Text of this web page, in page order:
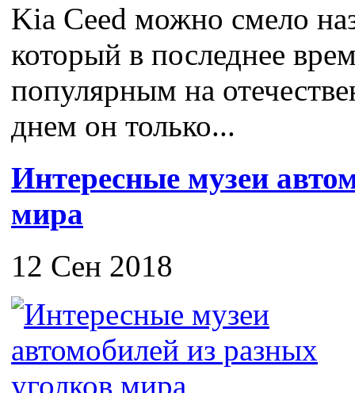
Kia Ceed можно смело
который в последнее
популярным на
днем он только...
Интересные музеи
мира
12 Сен 2018